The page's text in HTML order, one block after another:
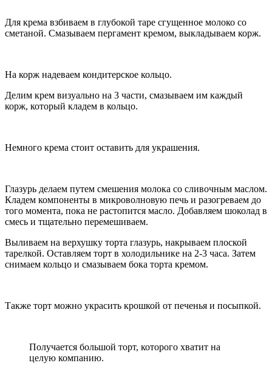
Для крема взбиваем в глубокой таре сгущенное молоко со
сметаной. Смазываем пергамент кремом, выкладываем корж.
На корж надеваем кондитерское кольцо.
Делим крем визуально на 3 части, смазываем им каждый
корж, который кладем в кольцо.
Немного крема стоит оставить для украшения.
Глазурь делаем путем смешения молока со сливочным маслом.
Кладем компоненты в микроволновую печь и разогреваем до
того момента, пока не растопится масло. Добавляем шоколад в
смесь и тщательно перемешиваем.
Выливаем на верхушку торта глазурь, накрываем плоской
тарелкой. Оставляем торт в холодильнике на 2-3 часа. Затем
снимаем кольцо и смазываем бока торта кремом.
Также торт можно украсить крошкой от печенья и посыпкой.
Получается большой торт, которого хватит на
целую компанию.